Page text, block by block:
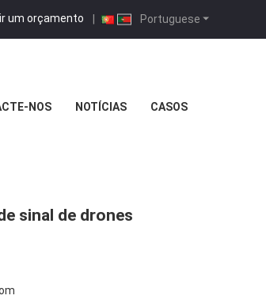
Portuguese
um orçamento |
NOS NOTÍCIAS CASOS
sinal de drones